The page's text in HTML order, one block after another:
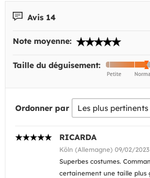
Avis 14
Note moyenne:
Taille du déguisement:
Ordonner par
RICARDA
Köln (Allemagne) 09/02/2023
Superbes costumes.
certainement une taille plus